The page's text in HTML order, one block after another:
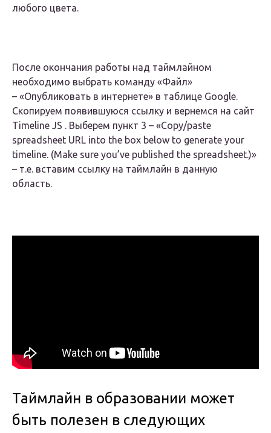
любого цвета.
После окончания работы над таймлайном
необходимо выбрать команду «Файл»
– «Опубликовать в интернете» в таблице Google.
Скопируем появившуюся ссылку и вернемся на сайт
Timeline JS . Выберем пункт 3 – «Copy/paste
spreadsheet URL into the box below to generate your
timeline. (Make sure you’ve published the spreadsheet.)»
– т.е. вставим ссылку на таймлайн в данную
область.
Таймлайн в образовании может
быть полезен в следующих